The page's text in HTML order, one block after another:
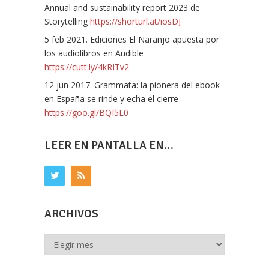
Annual and sustainability report 2023 de
Storytelling https://shorturl.at/iosDJ
5 feb 2021. Ediciones El Naranjo apuesta por
los audiolibros en Audible
https://cutt.ly/4kRITv2
12 jun 2017. Grammata: la pionera del ebook
en España se rinde y echa el cierre
https://goo.gl/BQI5L0
LEER EN PANTALLA EN…
ARCHIVOS
Archivos